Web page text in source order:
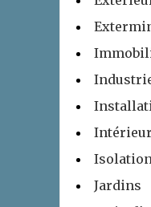
Isolation
Jardins